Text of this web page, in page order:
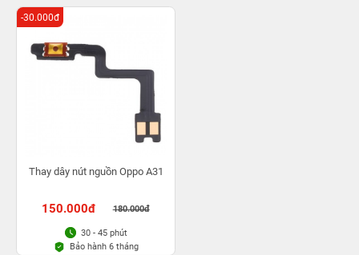
Thay dây nút nguồn Oppo A31
150.000đ 180.000đ
-30.000đ
30 - 45 phút
Bảo hành 6 tháng